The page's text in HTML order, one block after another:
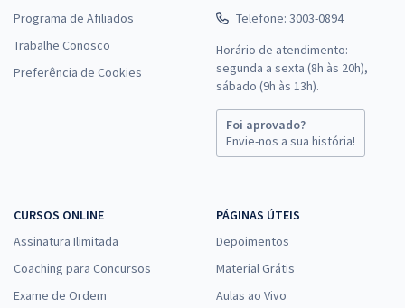
Programa de Afiliados
Trabalhe Conosco
Preferência de Cookies
Telefone: 3003-0894
Horário de atendimento:
segunda a sexta (8h às 20h),
sábado (9h às 13h).
Foi aprovado?
Envie-nos a sua história!
CURSOS ONLINE
Assinatura Ilimitada
Coaching para Concursos
Exame de Ordem
PÁGINAS ÚTEIS
Depoimentos
Material Grátis
Aulas ao Vivo